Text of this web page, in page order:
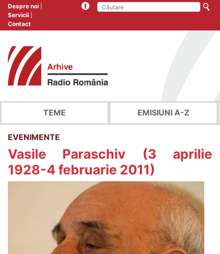
Despre noi
Servicii
Contact
TEME EMISIUNI A-Z
EVENIMENTE
Vasile Paraschiv (3 aprilie
1928-4 februarie 2011)